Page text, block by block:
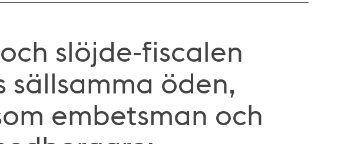
slöjde-fiscalen
sällsamma öden,
embetsman och